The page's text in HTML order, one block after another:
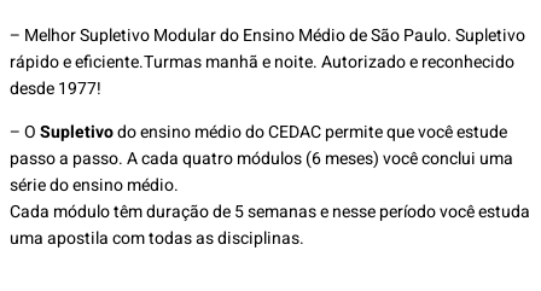
– Melhor Supletivo Modular do Ensino Médio de São Paulo. Supletivo
rápido e eficiente.Turmas manhã e noite. Autorizado e reconhecido
desde 1977!
– OSupletivodo ensino médio do CEDAC permite que você estude
passo a passo. A cada quatro módulos (6 meses) você conclui uma
série do ensino médio.
Cada módulo têm duração de 5 semanas e nesse período você estuda
uma apostila com todas as disciplinas.